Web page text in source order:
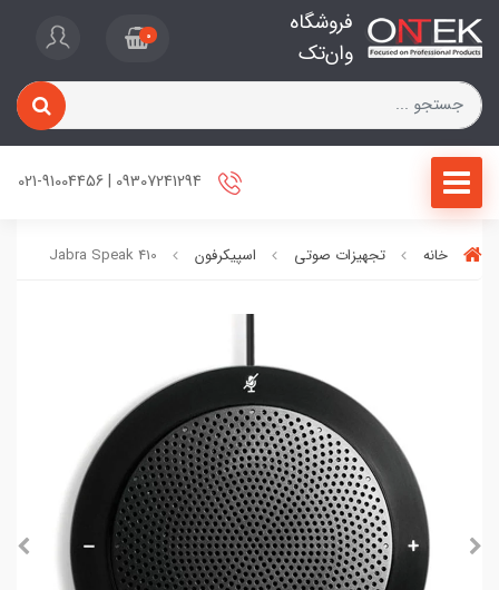
فروشگاه
وان‌تک
0
خانه تجهیزات صوتی اسپیکرفون Jabra Speak 410